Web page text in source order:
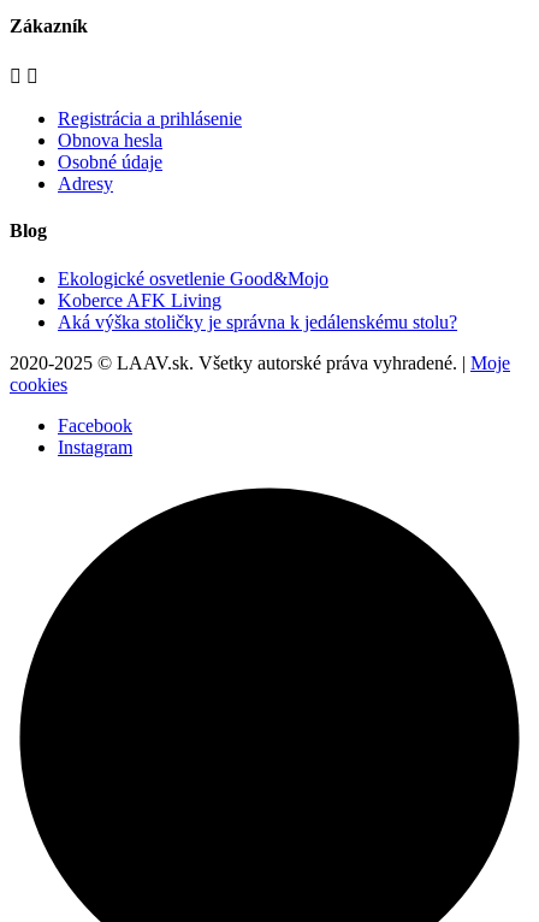
Zákazník
 
Registrácia a prihlásenie
Obnova hesla
Osobné údaje
Adresy
Blog
Ekologické osvetlenie Good&Mojo
Koberce AFK Living
Aká výška stoličky je správna k jedálenskému stolu?
2020-2025 © LAAV.sk. Všetky autorské práva vyhradené. | Moje
cookies
Facebook
Instagram